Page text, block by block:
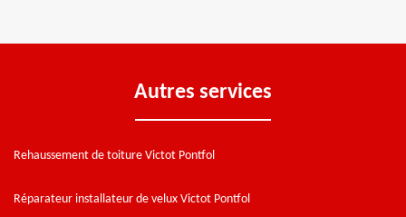
Autres services
Rehaussement de toiture Victot Pontfol
Réparateur installateur de velux Victot Pontfol